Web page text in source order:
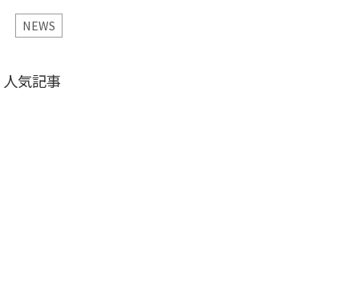
NEWS
人気記事